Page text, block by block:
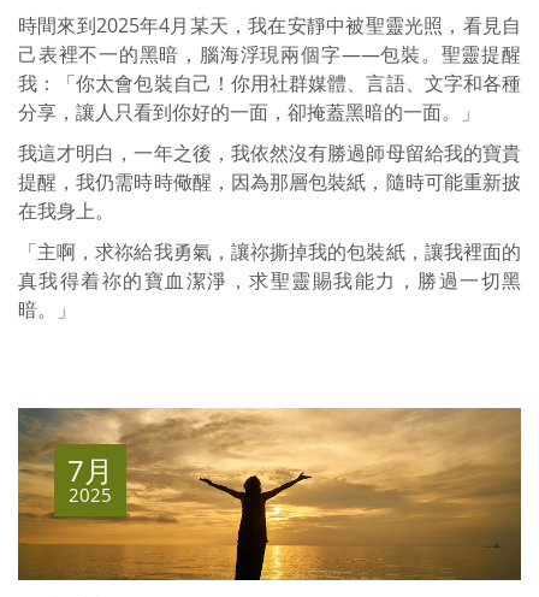
時間來到2025年4月某天，我在安靜中被聖靈光照，看見自
己表裡不一的黑暗，腦海浮現兩個字——包裝。聖靈提醒
我：「你太會包裝自己！你用社群媒體、言語、文字和各種
分享，讓人只看到你好的一面，卻掩蓋黑暗的一面。」
我這才明白，一年之後，我依然沒有勝過師母留給我的寶貴
提醒，我仍需時時儆醒，因為那層包裝紙，隨時可能重新披
在我身上。
「主啊，求祢給我勇氣，讓祢撕掉我的包裝紙，讓我裡面的
真我得着祢的寶血潔淨，求聖靈賜我能力，勝過一切黑
暗。」
7月
2025